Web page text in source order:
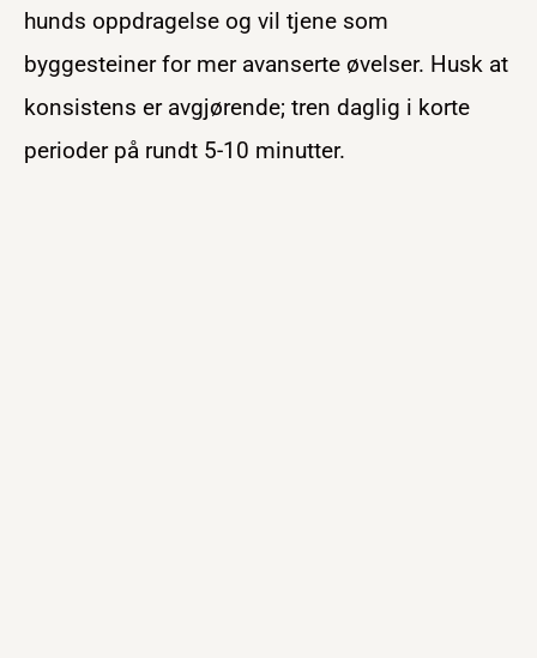
hunds oppdragelse og vil tjene som
byggesteiner for mer avanserte øvelser. Husk at
konsistens er avgjørende; tren daglig i korte
perioder på rundt 5-10 minutter.